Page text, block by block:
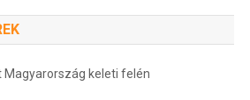
Magyarország keleti felén